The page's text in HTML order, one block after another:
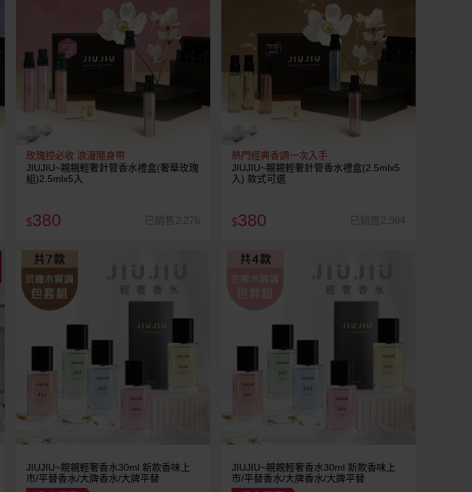
玫瑰控必收 浪漫隨身帶
JIUJIU~親親輕奢針管香水禮盒(奢華玫瑰
組)2.5mlx5入
$380 已銷售2,276
熱門經典香調一次入手
JIUJIU~親親輕奢針管香水禮盒(2.5mlx5
入) 款式可選
$380 已銷售2,984
JIUJIU~親親輕奢香水30ml 新款香味上
市/平替香水/大牌香水/大牌平替
JIUJIU~親親輕奢香水30ml 新款香味上
市/平替香水/大牌香水/大牌平替